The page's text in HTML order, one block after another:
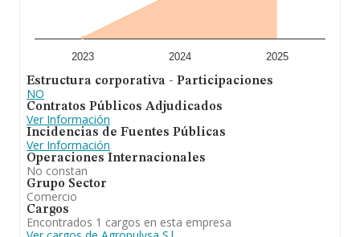
8; la media de antigüedad desde la constitución es de 16
2023 2024 2025
Estructura corporativa - Participaciones
NO
Contratos Públicos Adjudicados
Ver Información
Incidencias de Fuentes Públicas
Ver Información
Operaciones Internacionales
No constan
Grupo Sector
Comercio
Cargos
Encontrados 1 cargos en esta empresa